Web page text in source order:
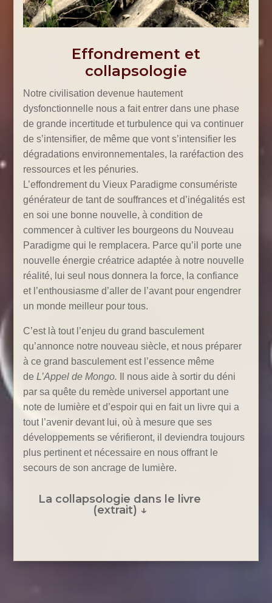
Effondrement et
collapsologie
Notre civilisation devenue hautement
dysfonctionnelle nous a fait entrer dans une phase
de grande incertitude et turbulence qui va continuer
de s’intensifier, de même que vont s’intensifier les
dégradations environnementales, la raréfaction des
ressources et les pénuries.
L’effondrement du Vieux Paradigme consumériste
générateur de tant de souffrances et d’inégalités est
en soi une bonne nouvelle, à condition de
commencer à cultiver les bourgeons du Nouveau
Paradigme qui le remplacera. Parce qu’il porte une
nouvelle énergie créatrice adaptée à notre nouvelle
réalité, lui seul nous donnera la force, la confiance
et l’enthousiasme d’aller de l’avant pour engendrer
un monde meilleur pour tous.
C’est là tout l’enjeu du grand basculement
qu’annonce notre nouveau siècle, et nous préparer
à ce grand basculement est l’essence même
deL’Appel de Mongo.
Il nous aide à sortir du déni
par sa quête du remède universel apportant une
note de lumière et d’espoir qui en fait un livre qui a
tout l’avenir devant lui, où à mesure que ses
développements se vérifieront, il deviendra toujours
plus pertinent et nécessaire en nous offrant le
secours de son ancrage de lumière.
La collapsologie dans le livre
(extrait) ↓